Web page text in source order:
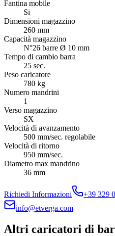
Fantina mobile
Si
Dimensioni magazzino
260 mm
Capacità magazzino
N°26 barre Ø 10 mm
Tempo di cambio barra
25 sec.
Peso caricatore
780 kg
Numero mandrini
1
Verso magazzino
SX
Velocità di avanzamento
500 mm/sec. regolabile
Velocità di ritorno
950 mm/sec.
Diametro max mandrino
36 mm
Richiedi Informazioni
+39 329
info@etverga.com
Altri caricatori di